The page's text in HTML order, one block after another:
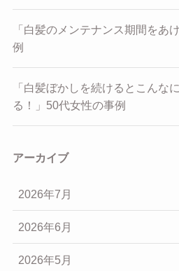
「白髪のメンテナンス期間をあ
例
「白髪ぼかしを続けるとこんな
る！」50代女性の事例
アーカイブ
2026年7月
2026年6月
2026年5月